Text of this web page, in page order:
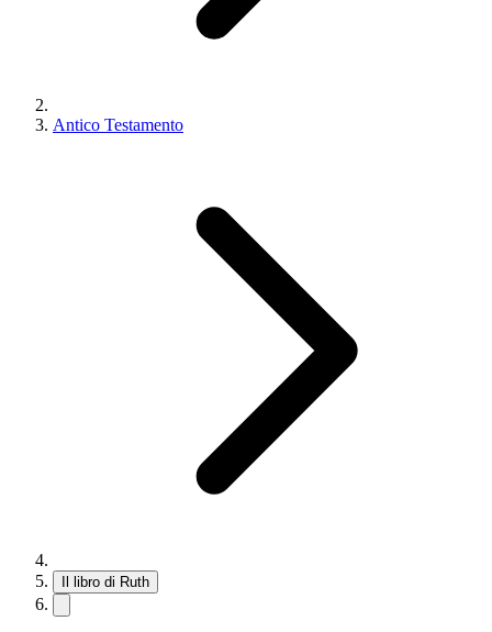
Antico Testamento
Il libro di Ruth